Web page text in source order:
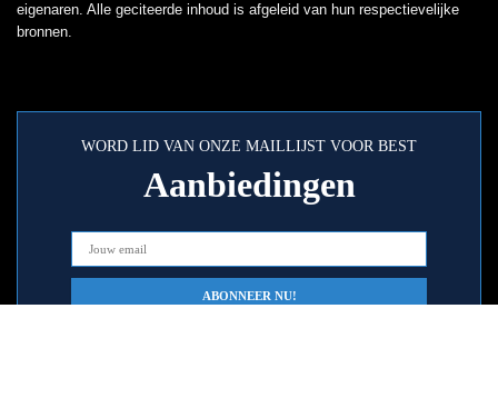
eigenaren. Alle geciteerde inhoud is afgeleid van hun respectievelijke
bronnen.
WORD LID VAN ONZE MAILLIJST VOOR BEST
Aanbiedingen